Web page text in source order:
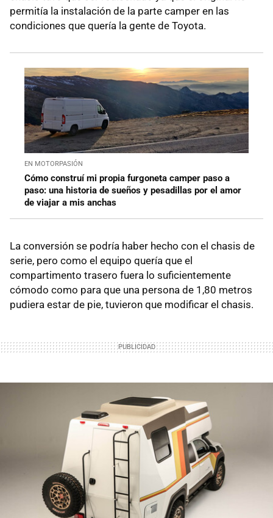
permitía la instalación de la parte camper en las
condiciones que quería la gente de Toyota.
EN MOTORPASIÓN
Cómo construí mi propia furgoneta camper paso a
paso: una historia de sueños y pesadillas por el amor
de viajar a mis anchas
La conversión se podría haber hecho con el chasis de
serie, pero como el equipo quería que el
compartimento trasero fuera lo suficientemente
cómodo como para que una persona de 1,80 metros
pudiera estar de pie, tuvieron que modificar el chasis.